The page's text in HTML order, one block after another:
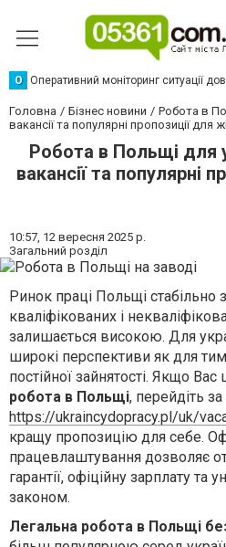
О Оперативний моніторинг ситуації
Головна Бізнес новини
Робота в
вакансії та популярні пропозиції для
Робота в Польщі для
вакансії та популярні
10:57, 12 вересня 2025 р.
Загальний розділ
Ринок праці Польщі стабільно
кваліфікованих і
залишається високою. Для
широкі перспективи як для
постійної зайнятості. Якщо Вас
робота в Польщі, перейдіть
https://ukraincydopracy.pl/uk/
кращу пропозицію для себе.
працевлаштування дозволяє
гарантії, офіційну зарплату та
законом.
Легальна робота в Польщі